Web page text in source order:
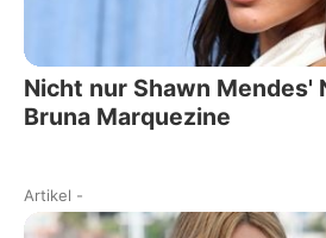
Nicht nur Shawn Mendes'
Bruna Marquezine
Artikel -